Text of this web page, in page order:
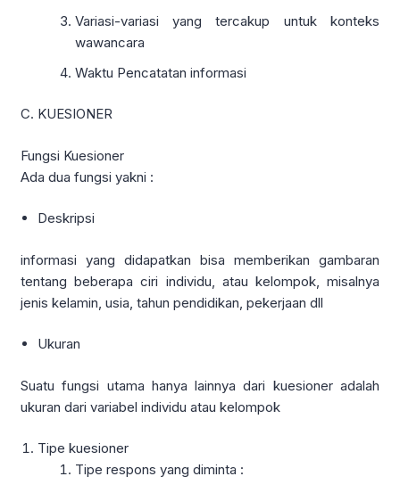
Variasi-variasi yang tercakup untuk konteks
wawancara
Waktu Pencatatan informasi
C. KUESIONER
Fungsi Kuesioner
Ada dua fungsi yakni :
Deskripsi
informasi yang didapatkan bisa memberikan gambaran
tentang beberapa ciri individu, atau kelompok, misalnya
jenis kelamin, usia, tahun pendidikan, pekerjaan dll
Ukuran
Suatu fungsi utama hanya lainnya dari kuesioner adalah
ukuran dari variabel individu atau kelompok
Tipe kuesioner
Tipe respons yang diminta :